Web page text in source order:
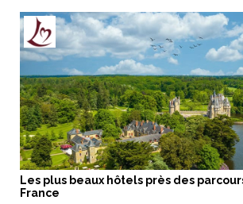
Les plus beaux hôtels près des
France